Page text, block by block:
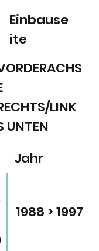
Einbause
ite
LINK
UNTEN
Jahr
1988 > 1997